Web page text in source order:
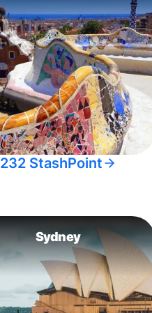
232 StashPoint
Sydney